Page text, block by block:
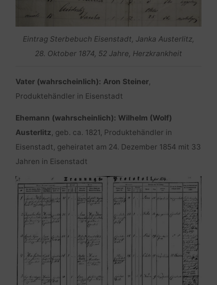
Eintrag Sterbebuch Eisenstadt, Janka Austerlitz,
28. Oktober 1874, 52 Jahre, Herzkrankheit
Vater (wahrscheinlich): Aron Steiner,
Produktehändler in Eisenstadt
Ehemann (wahrscheinlich): Wilhelm (Wolf)
Austerlitz, geb. ca. 1821, Produktehändler in
Eisenstadt, geheiratet am 24. Dezember 1854 mit 33
Jahren in Eisenstadt